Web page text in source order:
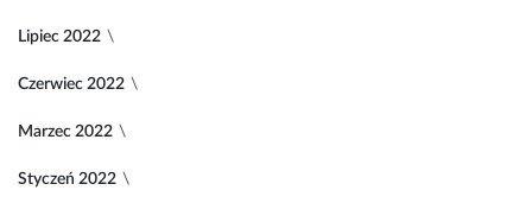
Lipiec 2022
Czerwiec 2022
Marzec 2022
Styczeń 2022